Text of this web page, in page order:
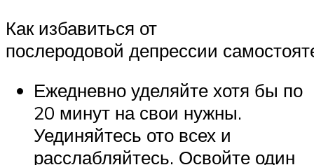
Как избавиться от
послеродовой депрессии
Ежедневно уделяйте хотя бы по
20 минут на свои нужны.
Уединяйтесь ото всех и
расслабляйтесь. Освойте один